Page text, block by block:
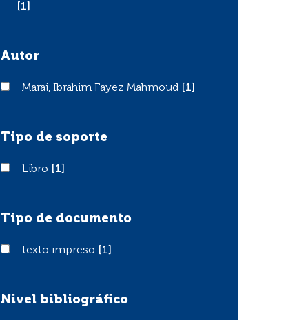
[1]
Autor
Marai, Ibrahim Fayez Mahmoud
Marai, Ibrahim Fayez Mahmoud [1]
Tipo de soporte
LibroLibro [1]
Tipo de documento
texto impreso
texto impreso [1]
Nivel bibliográfico